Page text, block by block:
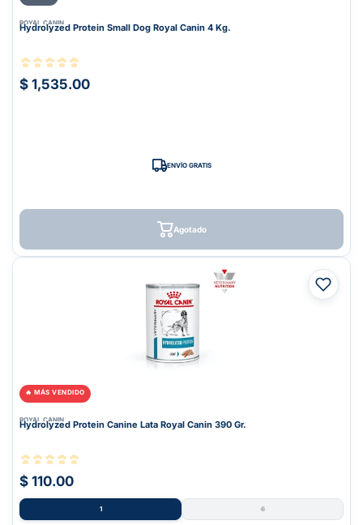
ROYAL CANIN
Hydrolyzed Protein Small Dog Royal Canin 4 Kg.
$ 1,535.00
ENVÍO GRATIS
Agotado
🔥 MÁS VENDIDO
ROYAL CANIN
Hydrolyzed Protein Canine Lata Royal Canin 390 Gr.
$ 110.00
1 6